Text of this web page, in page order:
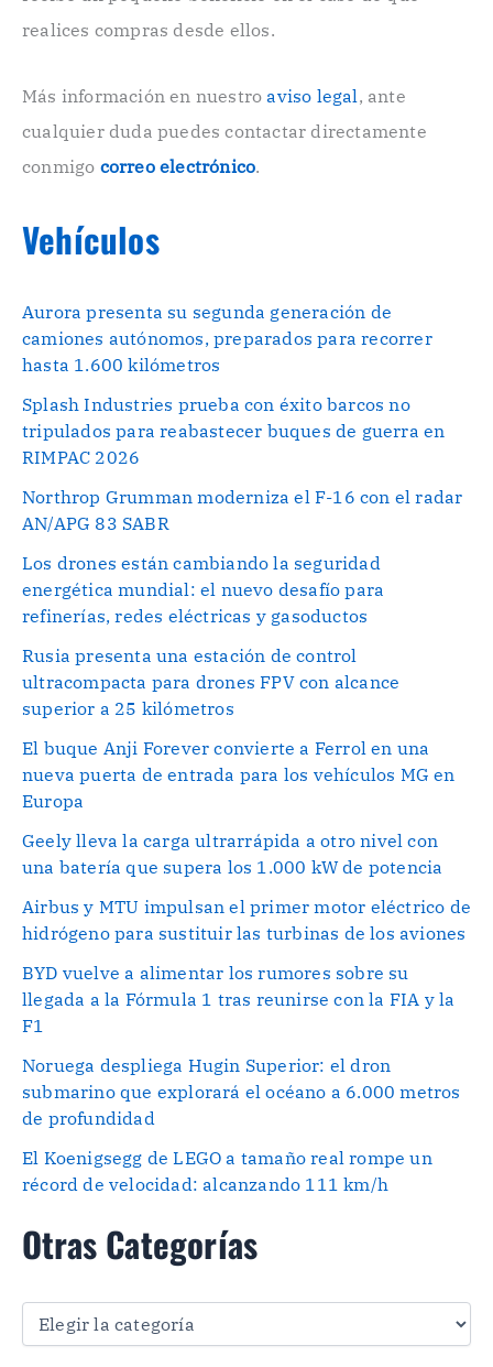
ó
n
o
.
realices compras desde ellos.
Más información en nuestroaviso legal, ante
cualquier duda puedes contactar directamente
conmigo correo electrónico.
Vehículos
Aurora presenta su segunda generación de
camiones autónomos, preparados para recorrer
hasta 1.600 kilómetros
Splash Industries prueba con éxito barcos no
tripulados para reabastecer buques de guerra en
RIMPAC 2026
Northrop Grumman moderniza el F-16 con el radar
AN/APG 83 SABR
Los drones están cambiando la seguridad
energética mundial: el nuevo desafío para
refinerías, redes eléctricas y gasoductos
Rusia presenta una estación de control
ultracompacta para drones FPV con alcance
superior a 25 kilómetros
El buque Anji Forever convierte a Ferrol en una
nueva puerta de entrada para los vehículos MG en
Europa
Geely lleva la carga ultrarrápida a otro nivel con
una batería que supera los 1.000 kW de potencia
Airbus y MTU impulsan el primer motor eléctrico de
hidrógeno para sustituir las turbinas de los aviones
BYD vuelve a alimentar los rumores sobre su
llegada a la Fórmula 1 tras reunirse con la FIA y la
F1
Noruega despliega Hugin Superior: el dron
submarino que explorará el océano a 6.000 metros
de profundidad
El Koenigsegg de LEGO a tamaño real rompe un
récord de velocidad: alcanzando 111 km/h
Otras Categorías
O